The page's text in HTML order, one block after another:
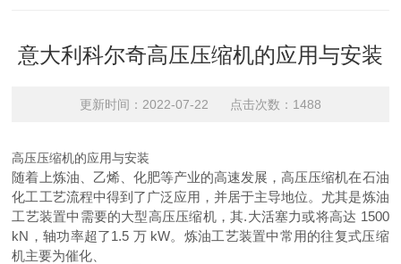
意大利科尔奇高压压缩机的应用与安装
更新时间：2022-07-22 点击次数：1488
高压压缩机的应用与安装
随着上炼油、乙烯、化肥等产业的高速发展，高压压缩机在石油
化工工艺流程中得到了广泛应用，并居于主导地位。尤其是炼油
工艺装置中需要的大型高压压缩机，其.大活塞力或将高达 1500
kN，轴功率超了1.5 万 kW。炼油工艺装置中常用的往复式压缩
机主要为催化、